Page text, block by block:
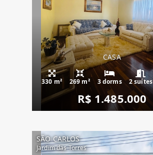
CASA
330 m² 269 m² 3 dorms 2 suítes
R$ 1.485.000
SÃO CARLOS
Jardim das Torres